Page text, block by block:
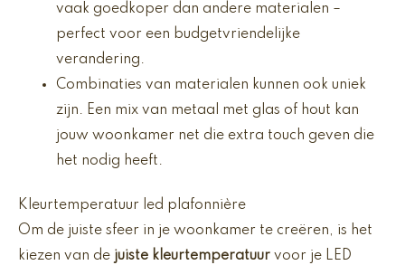
vaak goedkoper dan andere materialen –
perfect voor een budgetvriendelijke
verandering.
Combinaties van materialen kunnen ook uniek
zijn. Een mix van metaal met glas of hout kan
jouw woonkamer net die extra touch geven die
het nodig heeft.
Kleurtemperatuur led plafonnière
Om de juiste sfeer in je woonkamer te creëren, is het
kiezen van de juiste kleurtemperatuur voor je LED